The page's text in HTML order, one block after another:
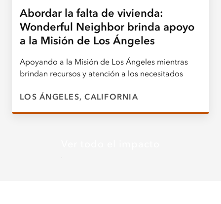
Abordar la falta de vivienda:
Wonderful Neighbor brinda apoyo
a la Misión de Los Ángeles
Apoyando a la Misión de Los Ángeles mientras
brindan recursos y atención a los necesitados
LOS ÁNGELES, CALIFORNIA